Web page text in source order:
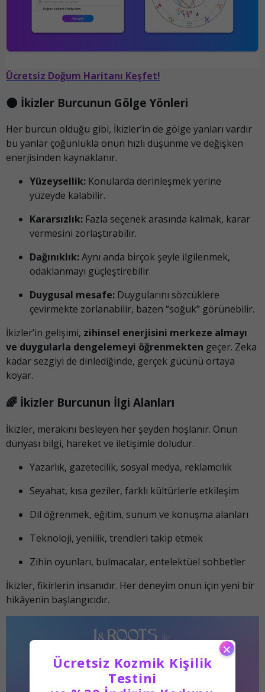
×
Ücretsiz Kozmik Kişilik
Testini
Ücretsiz Doğum Haritanı Keşfet!
🌑 İkizler Burcunun Gölge Yönleri
Her burcun olduğu gibi, İkizler’in de gölge yanları vardır
bu yanlar çoğunlukla onun hızlı düşünme ve değişken
enerjisinden kaynaklanır.
Yüzeysellik: Konularda derinleşmek yerine
yüzeyde kalabilir.
Kararsızlık: Fazla seçenek arasında kalmak, karar
vermesini zorlaştırabilir.
Dağınıklık:Aynı anda birçok şeyle ilgilenmek,
odaklanmayı güçleştirebilir.
Duygusal mesafe: Duygularını sözcüklere
çevirmekte zorlanabilir, bazen “soğuk” görünebilir.
İkizler’in gelişimi, zihinsel enerjisini merkeze almayı
ve duygularla dengelemeyi öğrenmekten geçer. Zeka
kadar sezgiyi de dinlediğinde, gerçek gücünü ortaya
koyar.
🌈 İkizler Burcunun İlgi Alanları
İkizler, merakını besleyen her şeyden hoşlanır. Onun
dünyası bilgi, hareket ve iletişimle doludur.
Yazarlık, gazetecilik, sosyal medya, reklamcılık
Seyahat, kısa geziler, farklı kültürlerle etkileşim
Dil öğrenmek, eğitim, sunum ve konuşma alanları
Teknoloji, yenilik, trendleri takip etmek
Zihin oyunları, bulmacalar, entelektüel sohbetler
İkizler, fikirlerin insanıdır. Her deneyim onun için yeni bir
hikâyenin başlangıcıdır.